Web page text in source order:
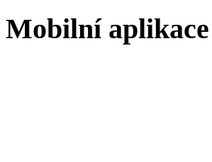
Mobilní aplikace